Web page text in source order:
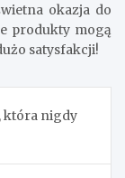
okazja do
produkty mogą
satysfakcji!
która nigdy